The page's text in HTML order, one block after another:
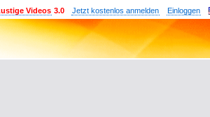
Einloggen
Jetzt kostenlos anmelden
Videos 3.0